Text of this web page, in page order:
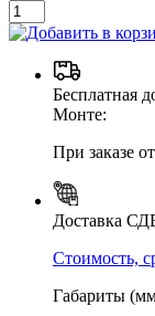
Бесплатная
Монте:
При заказе
Доставка
Стоимость,
Габариты